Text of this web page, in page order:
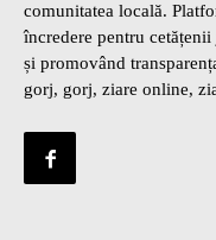
comunitatea locală.
încredere pentru
și promovând
gorj, gorj, ziare online,